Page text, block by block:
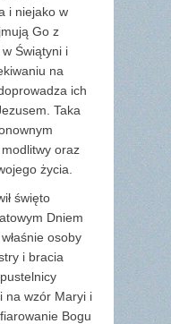
i niejako w
Go z
Świątyni i
na
ich
Taka
oraz
życia.
święto
Dniem
osoby
i bracia
na wzór Maryi i
Bogu